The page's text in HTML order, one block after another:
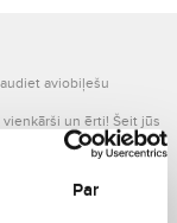
Par
aviobiļešu
un ērti! Šeit jūs
un datumos gan ar
gan ar regulāro lidojumu
rūpes un
aero.lv rokām.